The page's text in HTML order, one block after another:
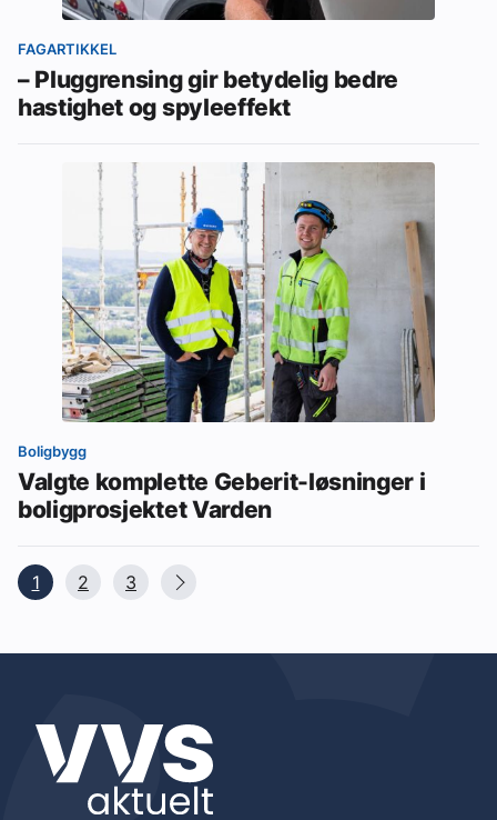
FAGARTIKKEL
– Pluggrensing gir betydelig bedre
hastighet og spyleeffekt
Boligbygg
Valgte komplette Geberit-løsninger i
boligprosjektet Varden
1 2 3